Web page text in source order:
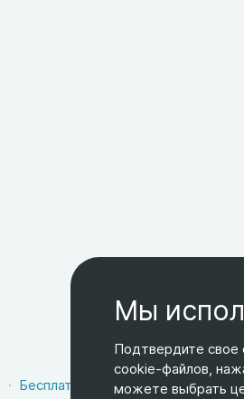
Бесплатная доставка
Оферта
Мы
Подтвердите свое
cookie-файлов,
можете выбрать